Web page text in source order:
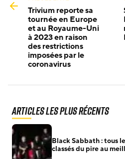
Trivium reporte sa
tournée en Europe
et au Royaume-Uni
à 2023 en raison
des restrictions
imposées par le
coronavirus
Articles les plus récents
Black Sabbath : tous
classés du pire au